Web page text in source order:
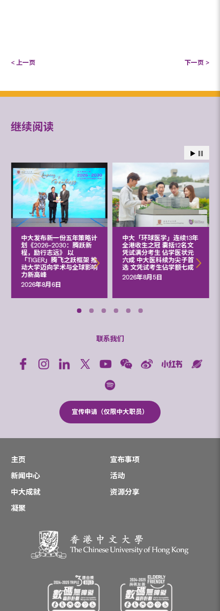
< 上一页 下一页 >
继续阅读
中大发布新一份五年策略计
划《2026‒2030：腾跃新
程，励行志远》 以
「TIGER」腾飞之跃框架 推
动大学迈向学术与全球影响
力新高峰
2026年8月6日
中大「环球医学」连续13年
全港收生之冠 囊括12名文
凭试满分考生 佔学医状元
六成 中大医科续为尖子首
选 文凭试考生佔学额七成
2026年8月5日
联系我们
宣传申请（仅限中大职员）
主页
宣布事项
新闻中心
活动
中大成就
资源分享
凝聚